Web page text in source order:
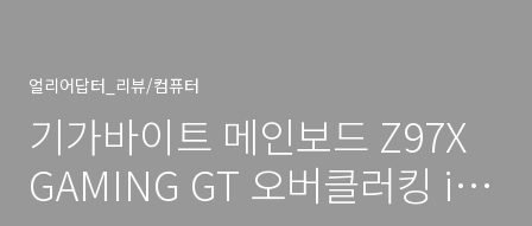
얼리어답터_리뷰/컴퓨터
기가바이트 메인보드 Z97X
GAMING GT 오버클러킹 i7-